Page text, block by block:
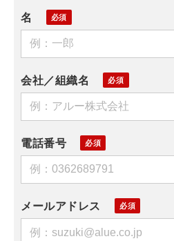
名
会社／組織名
電話番号
メールアドレス